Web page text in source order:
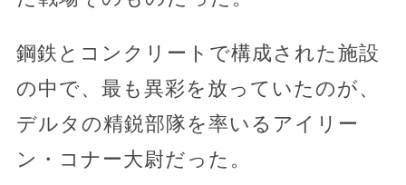
鋼鉄とコンクリートで構成された施設
の中で、最も異彩を放っていたのが、
デルタの精鋭部隊を率いるアイリー
ン・コナー大尉だった。